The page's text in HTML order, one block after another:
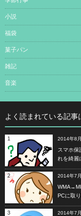
小説
福袋
菓子パン
雑記
音楽
よく読まれている記事
1 2014年8
スマホ保
れを綺麗
2 2014年7
PCに取
3 2014年7